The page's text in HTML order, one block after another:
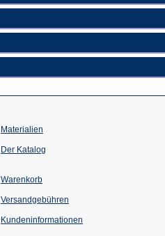
Materialien
Der Katalog
Warenkorb
Versandgebühren
Kundeninformationen